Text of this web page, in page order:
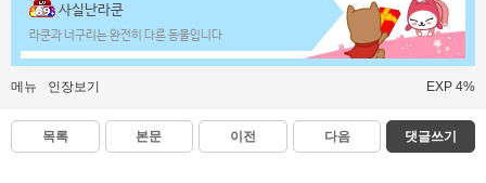
사실난라쿤
라쿤과 너구리는 완전히 다른 동물입니다
메뉴 인장보기 EXP 4%
목록 본문 이전 다음 댓글쓰기